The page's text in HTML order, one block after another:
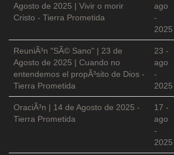
Agosto de 2025 | Vivir o morir
Cristo - Tierra Prometida
ago
-
2025
ReuniÃ³n "SÃ© Sano" | 23 de
Agosto de 2025 | Cuando no
entendemos el propÃ³sito de Dios -
Tierra Prometida
23 -
ago
-
2025
OraciÃ³n | 14 de Agosto de 2025 -
Tierra Prometida
17 -
ago
-
2025